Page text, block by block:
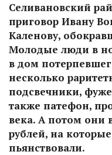
Селивановский
приговор Ивану
Каленову,
Молодые люди в
в дом
несколько
подсвечники,
также патефон,
века. А потом они
рублей, на
пьянствовали.